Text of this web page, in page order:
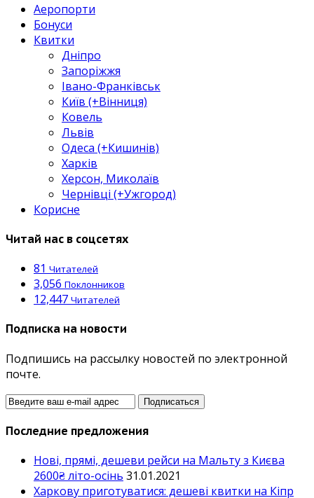
Аеропорти
Бонуси
Квитки
Дніпро
Запоріжжя
Івано-Франківськ
Київ (+Вінниця)
Ковель
Львів
Одеса (+Кишинів)
Харків
Херсон, Миколаїв
Чернівці (+Ужгород)
Корисне
Читай нас в соцсетях
81 Читателей
3,056 Поклонников
12,447 Читателей
Подписка на новости
Подпишись на рассылку новостей по электронной
почте.
Последние предложения
Нові, прямі, дешеви рейси на Мальту з Києва
2600₴ літо-осінь 31.01.2021
Харкову приготуватися: дешеві квитки на Кіпр